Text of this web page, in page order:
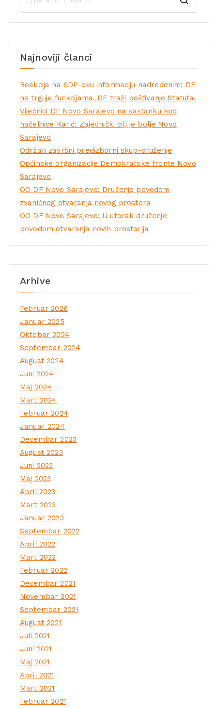
Najnoviji članci
Reakcija na SDP-ovu informaciju nadređenim: DF
ne trguje funkcijama, DF traži poštivanje Statuta!
Vijećnici DF Novo Sarajevo na sastanku kod
načelnice Karić: Zajednički cilj je bolje Novo
Sarajevo
Održan završni predizborni skup-druženje
Općinske organizacije Demokratske fronte Novo
Sarajevo
OO DF Novo Sarajevo: Druženje povodom
zvaničnog otvaranja novog prostora
OO DF Novo Sarajevo: U utorak druženje
povodom otvaranja novih prostorija
Arhive
Februar 2026
Januar 2025
Oktobar 2024
Septembar 2024
August 2024
Juni 2024
Maj 2024
Mart 2024
Februar 2024
Januar 2024
Decembar 2023
August 2023
Juni 2023
Maj 2023
April 2023
Mart 2023
Januar 2023
Septembar 2022
April 2022
Mart 2022
Februar 2022
Decembar 2021
Novembar 2021
Septembar 2021
August 2021
Juli 2021
Juni 2021
Maj 2021
April 2021
Mart 2021
Februar 2021